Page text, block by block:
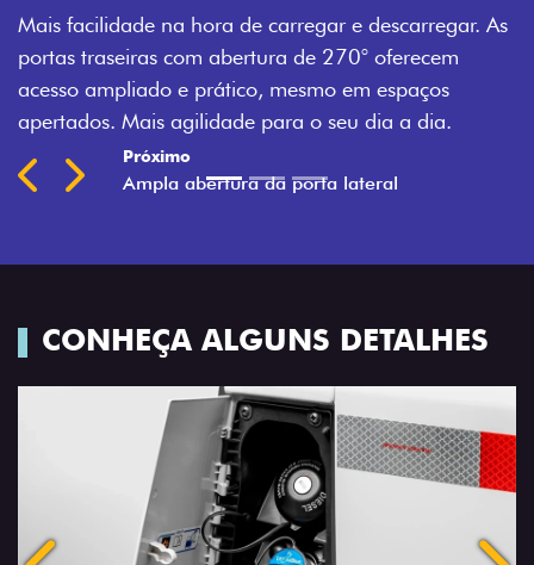
Mais facilidade na hora de carregar e descarregar. As
portas traseiras com abertura de 270° oferecem
acesso ampliado e prático, mesmo em espaços
apertados. Mais agilidade para o seu dia a dia.
Previous
Next
CONHEÇA ALGUNS DETALHES